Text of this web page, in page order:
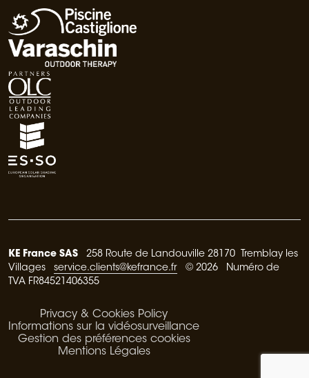
KE France SAS 258 Route de Landouville 28170 Tremblay les
Villages service.clients@kefrance.fr © 2026 Numéro de
TVA FR84521406355
Privacy & Cookies Policy
Informations sur la vidéosurveillance
Gestion des préférences cookies
Mentions Légales